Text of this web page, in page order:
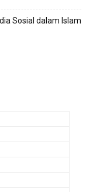
Sosial dalam Islam